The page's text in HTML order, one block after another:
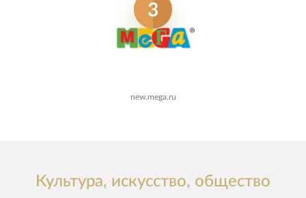
3
new.mega.ru
Культура, искусство, общество